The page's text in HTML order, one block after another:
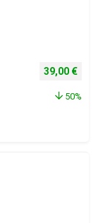
Izvorna
39,00 €
50%